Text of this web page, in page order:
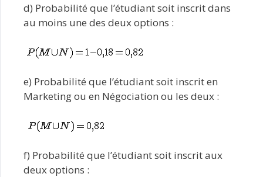
d) Probabilité que l’étudiant soit inscrit dans
au moins une des deux options :
e) Probabilité que l’étudiant soit inscrit en
Marketing ou en Négociation ou les deux :
f) Probabilité que l’étudiant soit inscrit aux
deux options :